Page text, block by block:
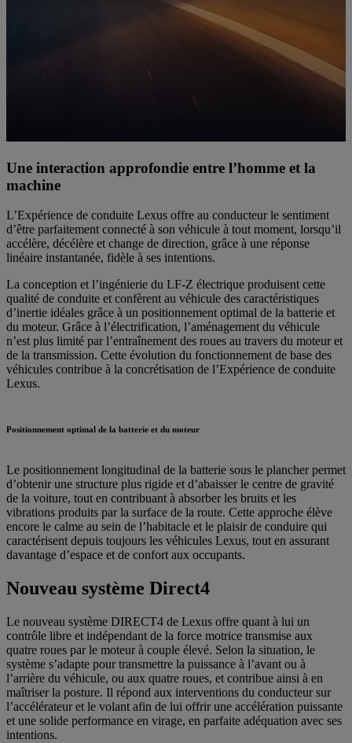
Une interaction approfondie entre l’homme et la
machine
L’Expérience de conduite Lexus offre au conducteur le sentiment
d’être parfaitement connecté à son véhicule à tout moment, lorsqu’il
accélère, décélère et change de direction, grâce à une réponse
linéaire instantanée, fidèle à ses intentions.
La conception et l’ingénierie du LF-Z électrique produisent cette
qualité de conduite et confèrent au véhicule des caractéristiques
d’inertie idéales grâce à un positionnement optimal de la batterie et
du moteur. Grâce à l’électrification, l’aménagement du véhicule
n’est plus limité par l’entraînement des roues au travers du moteur et
de la transmission. Cette évolution du fonctionnement de base des
véhicules contribue à la concrétisation de l’Expérience de conduite
Lexus.
Positionnement optimal de la batterie et du moteur
Le positionnement longitudinal de la batterie sous le plancher permet
d’obtenir une structure plus rigide et d’abaisser le centre de gravité
de la voiture, tout en contribuant à absorber les bruits et les
vibrations produits par la surface de la route. Cette approche élève
encore le calme au sein de l’habitacle et le plaisir de conduire qui
caractérisent depuis toujours les véhicules Lexus, tout en assurant
davantage d’espace et de confort aux occupants.
Nouveau système Direct4
Le nouveau système DIRECT4 de Lexus offre quant à lui un
contrôle libre et indépendant de la force motrice transmise aux
quatre roues par le moteur à couple élevé. Selon la situation, le
système s’adapte pour transmettre la puissance à l’avant ou à
l’arrière du véhicule, ou aux quatre roues, et contribue ainsi à en
maîtriser la posture. Il répond aux interventions du conducteur sur
l’accélérateur et le volant afin de lui offrir une accélération puissante
et une solide performance en virage, en parfaite adéquation avec ses
intentions.